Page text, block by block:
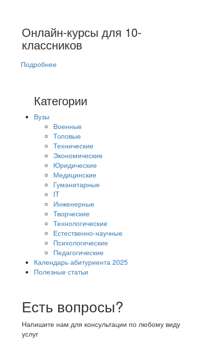
Онлайн-курсы для 10-
классников
Подробнее
Категории
Вузы
Военные
Топовые
Технические
Экономические
Юридические
Медицинские
Гуманитарные
IT
Инженерные
Творческие
Технологические
Естественно-научные
Психологические
Педагогические
Календарь абитуриента 2025
Полезные статьи
Есть вопросы?
Напишите нам для консультации по любому виду
услуг